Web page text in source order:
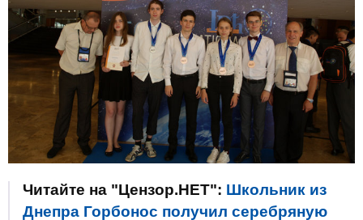
Читайте на "Цензор.НЕТ": Школьник из
Днепра Горбонос получил серебряную